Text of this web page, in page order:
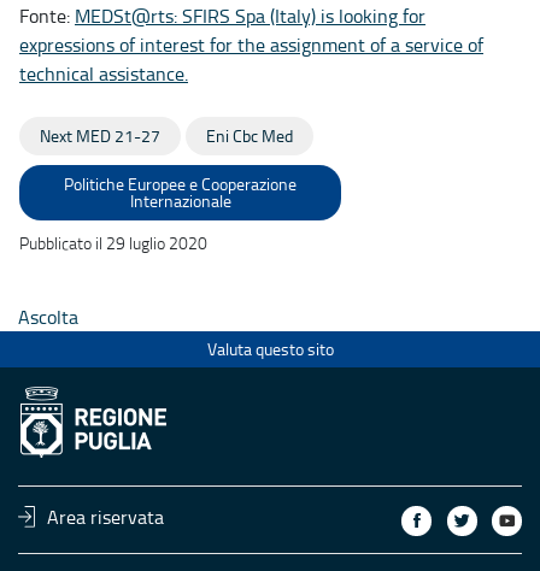
Fonte: MEDSt@rts: SFIRS Spa (Italy) is looking for
expressions of interest for the assignment of a service of
technical assistance.
Next MED 21-27 Eni Cbc Med
Politiche Europee e Cooperazione
Internazionale
Pubblicato il 29 luglio 2020
Ascolta
Valuta questo sito
Area riservata